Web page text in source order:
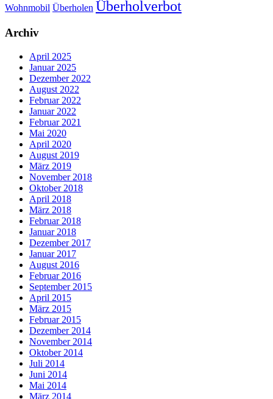
Wohnmobil Überholen Überholverbot
Archiv
April 2025
Januar 2025
Dezember 2022
August 2022
Februar 2022
Januar 2022
Februar 2021
Mai 2020
April 2020
August 2019
März 2019
November 2018
Oktober 2018
April 2018
März 2018
Februar 2018
Januar 2018
Dezember 2017
Januar 2017
August 2016
Februar 2016
September 2015
April 2015
März 2015
Februar 2015
Dezember 2014
November 2014
Oktober 2014
Juli 2014
Juni 2014
Mai 2014
März 2014